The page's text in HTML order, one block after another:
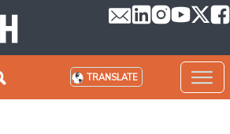
TRANSLATE